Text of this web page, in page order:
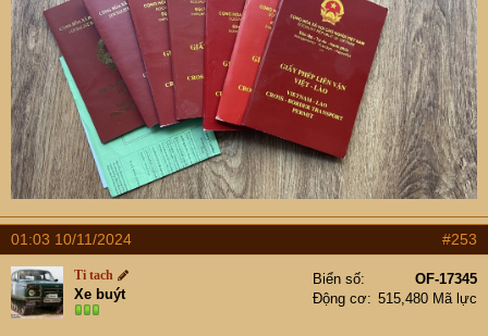
01:03 10/11/2024 #253
Ti tach
Xe buýt
Biển số
OF-17345
Động cơ
515,480 Mã lực